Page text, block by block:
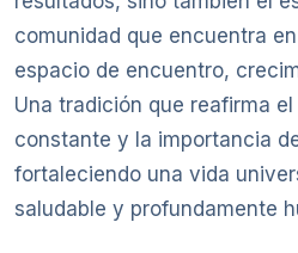
comunidad que encuentra
espacio de encuentro,
Una tradición que reafirma
constante y la importancia
fortaleciendo una vida
saludable y profundamente